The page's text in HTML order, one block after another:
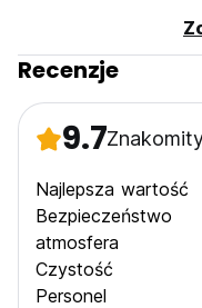
Recenzje
9.7
Najlepsza wartość
Bezpieczeństwo
atmosfera
Czystość
Personel